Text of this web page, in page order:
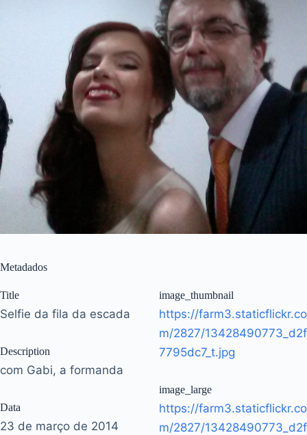
Metadados
Title
Selfie da fila da escada
Description
com Gabi, a formanda
Data
23 de março de 2014
image_thumbnail
https://farm3.staticflickr.co
m/2827/13428490773_d2f
7795dc7_t.jpg
image_large
https://farm3.staticflickr.co
m/2827/13428490773_d2f